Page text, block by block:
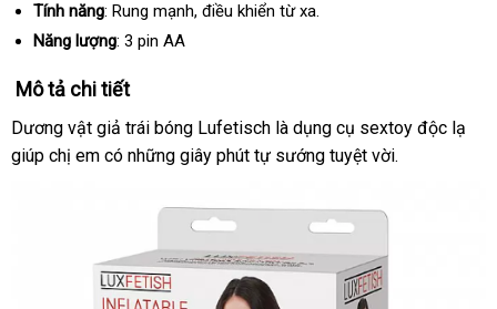
Tính năng: Rung mạnhđại
, điều khiển từ xa.
Năng lượng: 3 pin AA
Mô tả chi tiết
Dương vật giả trái bóng Lufetisch là dụng cụ sextoy độc lạ
giúp chị em có hỗ
những giây phút tự sướng tuyệt vời.